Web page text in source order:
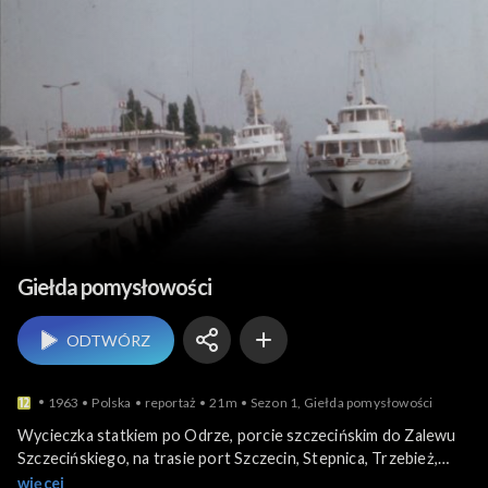
Giełda pomysłowości
ODTWÓRZ
1963 Polska reportaż 21m Sezon 1, Giełda pomysłowości
Wycieczka statkiem po Odrze, porcie szczecińskim do Zalewu
Szczecińskiego, na trasie port Szczecin, Stepnica, Trzebież,
jezioro Dąbie. Atrakcyjne ujęcia portu, statków oraz przyrody
więcej